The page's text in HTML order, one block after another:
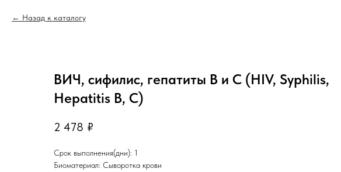
Назад к каталогу
ВИЧ, сифилис, гепатиты В и С (HIV, Syphilis,
Hepatitis B, C)
2 478 ₽
Срок выполнения(дни): 1
Биоматериал: Сыворотка крови